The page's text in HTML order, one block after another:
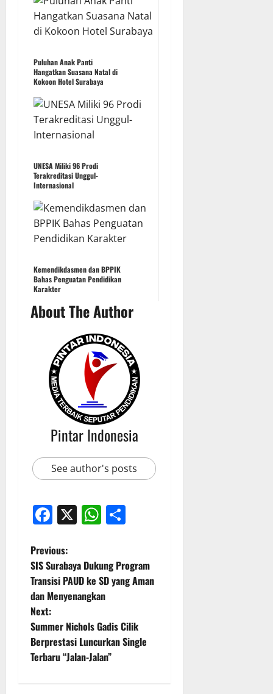
Puluhan Anak Panti
Hangatkan Suasana Natal di
Kokoon Hotel Surabaya
UNESA Miliki 96 Prodi
Terakreditasi Unggul-
Internasional
Kemendikdasmen dan BPPIK
Bahas Penguatan Pendidikan
Karakter
About The Author
Pintar Indonesia
See author's posts
Facebook
X WhatsApp
P
o
s
t
n
Previous:
SIS Surabaya Dukung Program
Transisi PAUD ke SD yang Aman
dan Menyenangkan
Next:
Summer Nichols Gadis Cilik
Berprestasi Luncurkan Single
Terbaru “Jalan-Jalan”